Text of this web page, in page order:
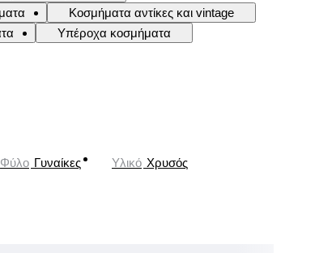
Κοσμήματα αντίκες και vintage
Υπέροχα κοσμήματα
Φύλο Γυναίκες Υλικό Χρυσός